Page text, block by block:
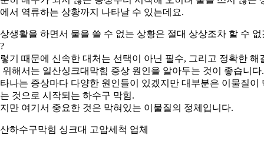
서 역류하는 상황까지 나타날 수 있는데요.
생활을 하면서 물을 쓸 수 없는 상황은 절대 상상조차 할 수 없
기 때문에 신속한 대처는 선택이 아닌 필수, 그리고 정확한 해
위해서는 일산싱크대막힘 증상 원인을 알아두는 것이 좋습니다.
나는 증상마다 다양한 원인들이 있겠지만 대부분은 이물질이
것으로 시작되는 하수구 막힘.
만 여기서 중요한 것은 막혀있는 이물질의 정체입니다.
하수구막힘 싱크대 고압세척 업체